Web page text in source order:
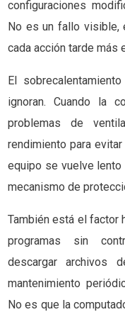
configuraciones
No es un fallo visible,
cada acción tarde más
El
ignoran. Cuando la
problemas de
rendimiento para
equipo se vuelve
mecanismo de
También está el factor
programas sin
descargar archivos
mantenimiento
No es que la